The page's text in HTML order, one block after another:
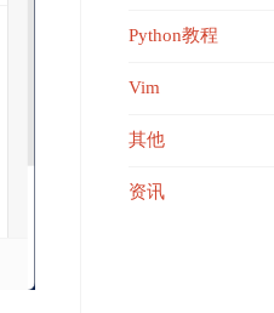
Python教程
Vim
其他
资讯